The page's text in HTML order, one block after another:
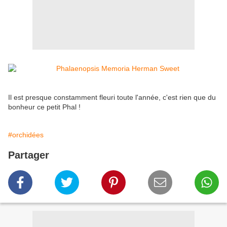
Il est presque constamment fleuri toute l'année, c'est rien que du
bonheur ce petit Phal !
#orchidées
Partager